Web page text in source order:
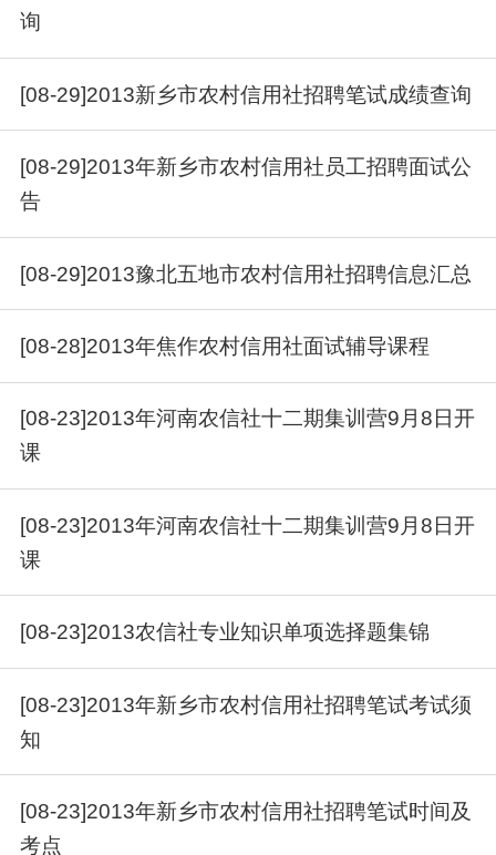
询
[08-29]2013新乡市农村信用社招聘笔试成绩查询
[08-29]2013年新乡市农村信用社员工招聘面试公
告
[08-29]2013豫北五地市农村信用社招聘信息汇总
[08-28]2013年焦作农村信用社面试辅导课程
[08-23]2013年河南农信社十二期集训营9月8日开
课
[08-23]2013年河南农信社十二期集训营9月8日开
课
[08-23]2013农信社专业知识单项选择题集锦
[08-23]2013年新乡市农村信用社招聘笔试考试须
知
[08-23]2013年新乡市农村信用社招聘笔试时间及
考点